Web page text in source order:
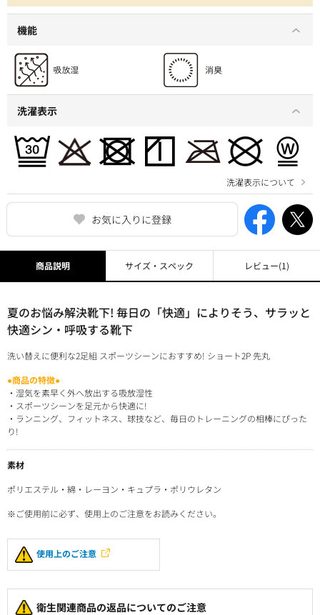
お気に入りに登録
機能
洗濯表示
洗濯表示について
商品説明
夏のお悩み解決靴下! 毎日の「快適」によりそう、サラッと
快適シン・呼吸する靴下
洗い替えに便利な2足組 スポーツシーンにおすすめ! ショート2P 先丸
●商品の特徴●
・湿気を素早く外へ放出する吸放湿性
・スポーツシーンを足元から快適に!
・ランニング、フィットネス、球技など、毎日のトレーニングの相棒にぴった
り!
素材
ポリエステル・綿・レーヨン・キュプラ・ポリウレタン
※ご使用前に必ず、使用上のご注意をお読みください。
使用上のご注意
衛生関連商品の返品についてのご注意
サイズ・スペック レビュー(1)